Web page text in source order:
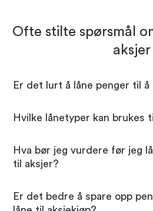
Ofte stilte spørsmål
aksjer
Er det lurt å låne penger til å
Hvilke lånetyper kan brukes
Hva bør jeg vurdere før jeg
til aksjer?
Er det bedre å spare opp